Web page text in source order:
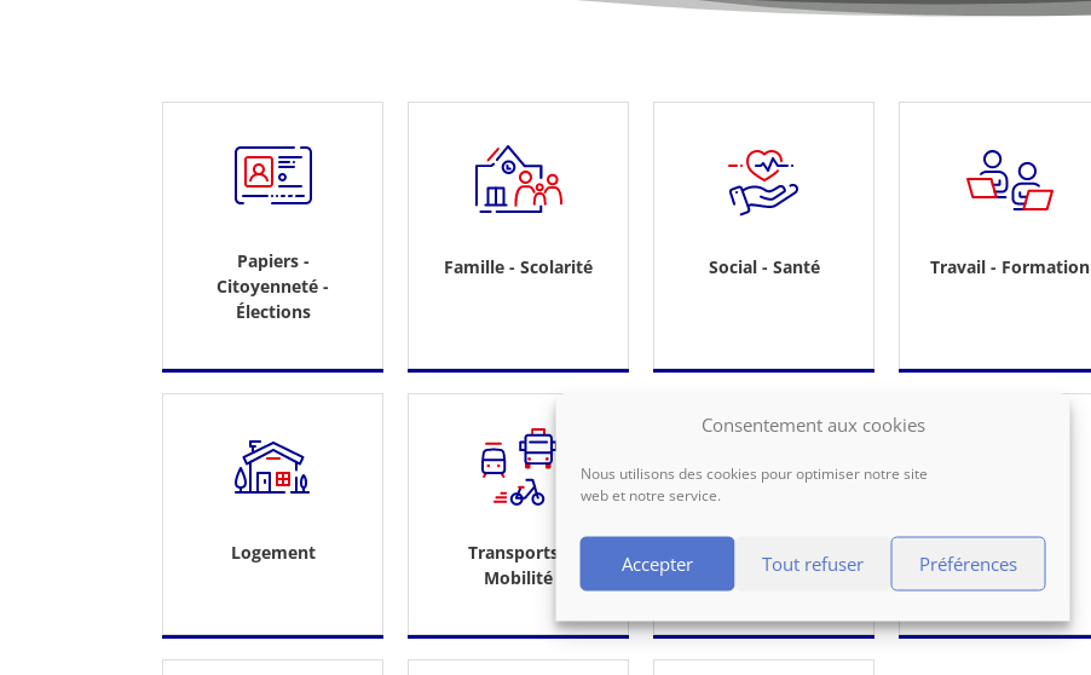
Consentement aux cookies
Nous utilisons des cookies pour optimiser notre site
web et notre service.
Accepter Tout refuser Préférences
Papiers -
Citoyenneté -
Élections
Famille - Scolarité Social - Santé Travail - Formation
Logement
Transports -
Mobilité
Argent - Impôts -
Consommation